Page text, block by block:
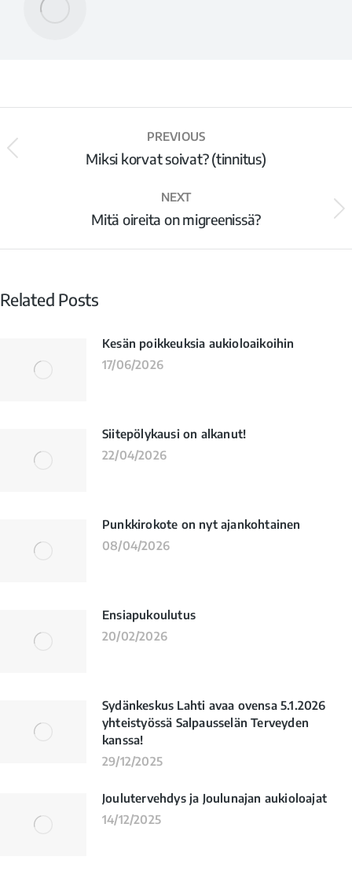
PREVIOUS
Miksi korvat soivat? (tinnitus)
NEXT
Mitä oireita on migreenissä?
Related Posts
Kesän poikkeuksia aukioloaikoihin
17/06/2026
Siitepölykausi on alkanut!
22/04/2026
Punkkirokote on nyt ajankohtainen
08/04/2026
Ensiapukoulutus
20/02/2026
Sydänkeskus Lahti avaa ovensa 5.1.2026
yhteistyössä Salpausselän Terveyden
kanssa!
29/12/2025
Joulutervehdys ja Joulunajan aukioloajat
14/12/2025